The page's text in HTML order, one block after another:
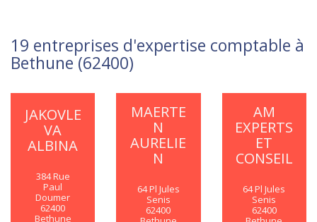
19 entreprises d'expertise comptable à
Bethune (62400)
JAKOVLE
VA
ALBINA
384 Rue
Paul
Doumer
62400
Bethune
MAERTE
N
AURELIE
N
64 Pl Jules
Senis
62400
AM
EXPERTS
ET
CONSEIL
64 Pl Jules
Senis
62400